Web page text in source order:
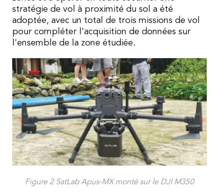
stratégie de vol à proximité du sol a été
adoptée, avec un total de trois missions de vol
pour compléter l'acquisition de données sur
l'ensemble de la zone étudiée.
Figure 2 SatLab Apus-MX monté sur le DJI M350